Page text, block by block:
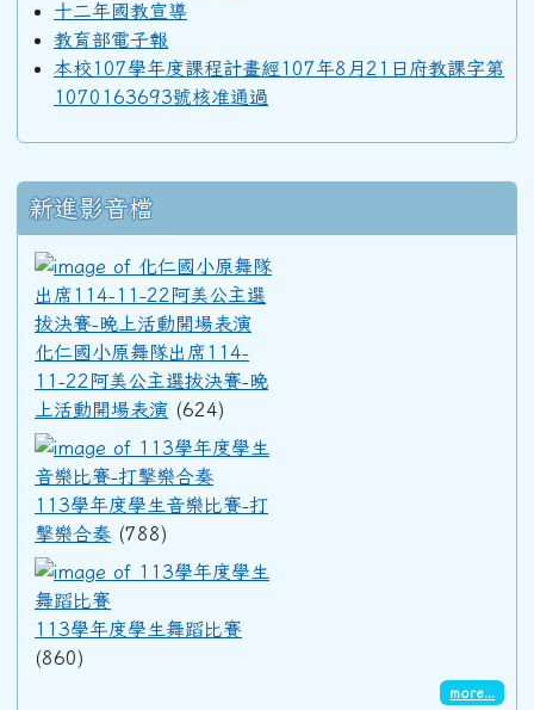
十二年國教宣導
教育部電子報
本校107學年度課程計畫經107年8月21日府教課字第
1070163693號核准通過
新進影音檔
化仁國小原舞隊出席114-
11-22阿美公主選拔決賽-晚
上活動開場表演 (624)
113學年度學生音樂比賽-打
擊樂合奏 (788)
113學年度學生舞蹈比賽
(860)
more...